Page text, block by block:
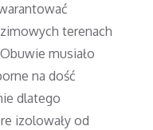
terenach
musiało
na dość
dlatego
izolowały od